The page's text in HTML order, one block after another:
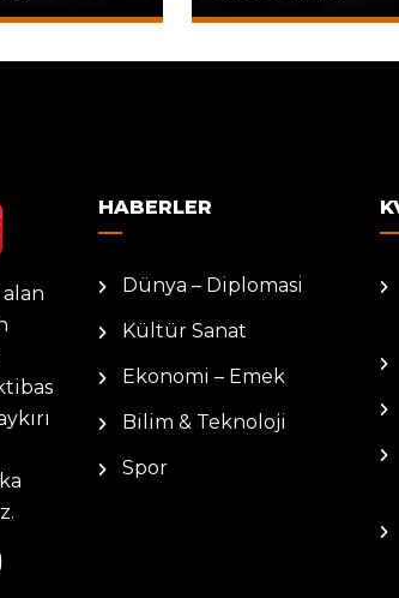
HABERLER
Dünya – Diplomasi
Kültür Sanat
Ekonomi – Emek
Bilim & Teknoloji
Spor